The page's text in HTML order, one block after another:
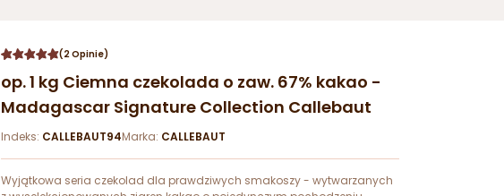
(2 Opinie)
op. 1 kg Ciemna czekolada o zaw. 67% kakao -
Madagascar Signature Collection Callebaut
Indeks: CALLEBAUT94Marka: CALLEBAUT
Wyjątkowa seria czekolad dla prawdziwych smakoszy - wytwarzanych